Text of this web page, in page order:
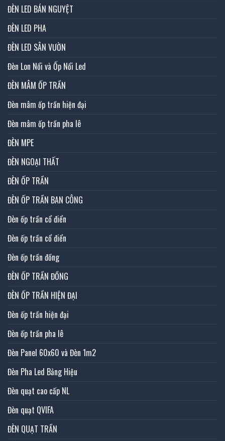
ĐÈN LED BÁN NGUYỆT
ĐÈN LED PHA
ĐÈN LED SÂN VƯỜN
Đèn Lon Nổi và Ốp Nổi Led
ĐÈN MÂM ỐP TRẦN
Đèn mâm ốp trần hiện đại
Đèn mâm ốp trần pha lê
ĐÈN MPE
ĐÈN NGOẠI THẤT
ĐÈN ỐP TRẦN
ĐÈN ỐP TRẦN BAN CÔNG
Đèn ốp trần cổ điển
Đèn ốp trần cổ điển
Đèn ốp trần đồng
ĐÈN ỐP TRẦN ĐỒNG
ĐÈN ỐP TRẦN HIỆN ĐẠI
Đèn ốp trần hiện đại
Đèn ốp trần pha lê
Đèn Panel 60x60 và Đèn 1m2
Đèn Pha Led Bảng Hiệu
Đèn quạt cao cấp NL
Đèn quạt QVIFA
ĐÈN QUẠT TRẦN